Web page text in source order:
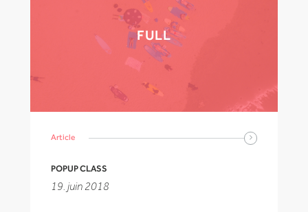
FULL
Article
POPUP CLASS
19. juin 2018